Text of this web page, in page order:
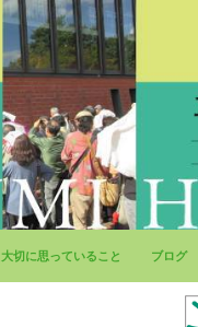
大切に思っていること ブログ